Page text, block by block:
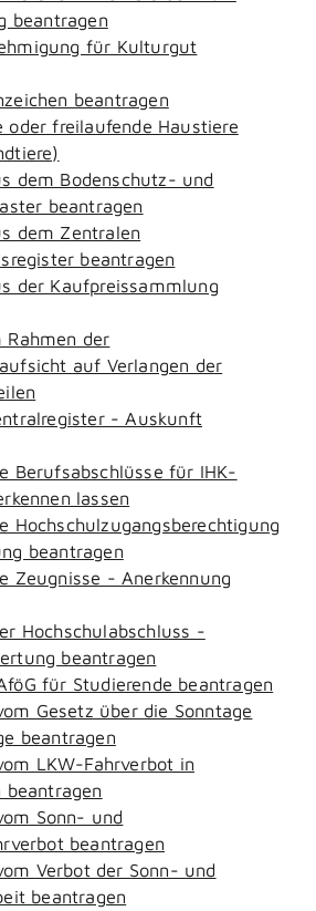
beantragen
für Kulturgut
beantragen
oder freilaufende Haustiere
dem Bodenschutz- und
beantragen
dem Zentralen
beantragen
der Kaufpreissammlung
der
auf Verlangen der
- Auskunft
Berufsabschlüsse für IHK-
lassen
Hochschulzugangsberechtigung
beantragen
Zeugnisse - Anerkennung
Hochschulabschluss -
beantragen
für Studierende beantragen
Gesetz über die Sonntage
beantragen
LKW-Fahrverbot in
beantragen
Sonn- und
beantragen
Verbot der Sonn- und
beantragen